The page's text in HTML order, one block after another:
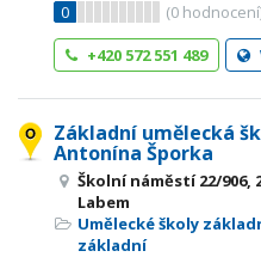
0
(0
+420 572 551 489
Základní umělecká
Antonína Šporka
Školní náměstí 22/906,
Labem
Umělecké školy
základní